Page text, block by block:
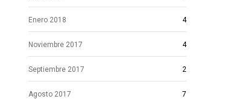
Enero 2018 4
Noviembre 2017 4
Septiembre 2017 2
Agosto 2017 7